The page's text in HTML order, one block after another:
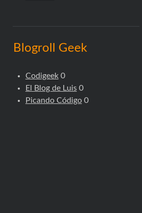
Blogroll Geek
Codigeek0
El Blog de Luis0
Picando Código0